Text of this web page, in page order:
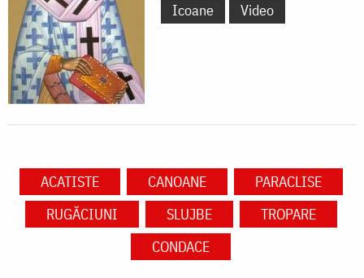
Icoane
Video
ACATISTE CANOANE
PARACLISE
RUGĂCIUNI
SLUJBE
TROPARE
CONDACE